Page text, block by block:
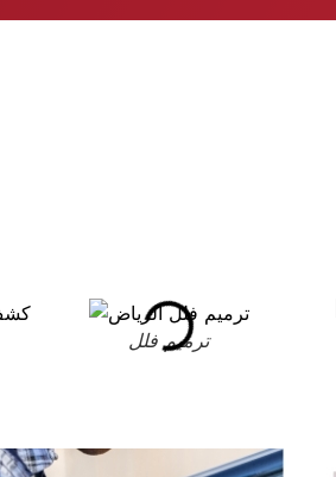
ترميم فلل